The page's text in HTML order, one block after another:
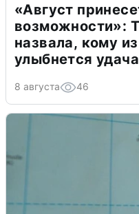
«Август
возможности»:
назвала, кому
улыбнется удача
8 августа 46